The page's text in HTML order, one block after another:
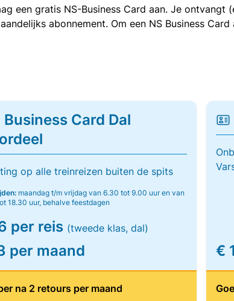
een gratis NS-Business Card aan. Je
abonnement. Om een NS Business
Business Card Dal
op alle treinreizen buiten de spits
maandag t/m vrijdag van 6.30 tot 9.00 uur en van
18.30 uur, behalve feestdagen
per reis (tweede klas, dal)
per maand
na 2 retours per maand
€